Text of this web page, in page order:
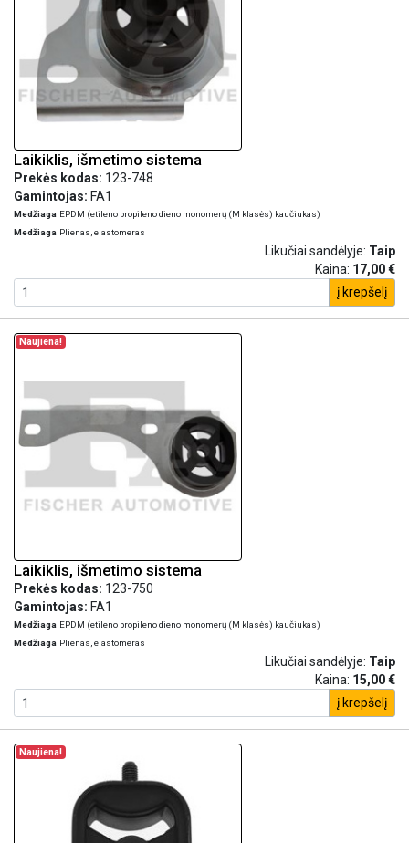
Laikiklis, išmetimo sistema
Prekės kodas: 123-748
Gamintojas: FA1
Medžiaga EPDM (etileno propileno dieno monomerų (M klasės) kaučiukas)
Medžiaga Plienas, elastomeras
Likučiai sandėlyje: Taip
Kaina: 17,00 €
į krepšelį
Naujiena!
Laikiklis, išmetimo sistema
Prekės kodas: 123-750
Gamintojas: FA1
Medžiaga EPDM (etileno propileno dieno monomerų (M klasės) kaučiukas)
Medžiaga Plienas, elastomeras
Likučiai sandėlyje: Taip
Kaina: 15,00 €
į krepšelį
Naujiena!